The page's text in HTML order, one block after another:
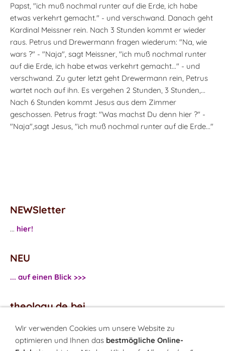
Papst, "ich muß nochmal runter auf die Erde, ich habe
etwas verkehrt gemacht." - und verschwand. Danach geht
Kardinal Meissner rein. Nach 3 Stunden kommt er wieder
raus. Petrus und Drewermann fragen wiederum: "Na, wie
wars ?" - "Naja", sagt Meissner, "ich muß nochmal runter
auf die Erde, ich habe etwas verkehrt gemacht..." - und
verschwand. Zu guter letzt geht Drewermann rein, Petrus
wartet noch auf ihn. Es vergehen 2 Stunden, 3 Stunden,...
Nach 6 Stunden kommt Jesus aus dem Zimmer
geschossen. Petrus fragt: "Was machst Du denn hier ?" -
"Naja",sagt Jesus, "ich muß nochmal runter auf die Erde..."
NEWSletter
... hier!
NEU
... auf einen Blick >>>
theology.de bei
...Facebook
...Twitter
Wir verwenden Cookies um unsere Website zu
optimieren und Ihnen das bestmögliche Online-